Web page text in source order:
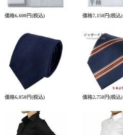
価格6,600円(税込) 価格7,150円(税込)
価格6,050円(税込) 価格2,750円(税込)